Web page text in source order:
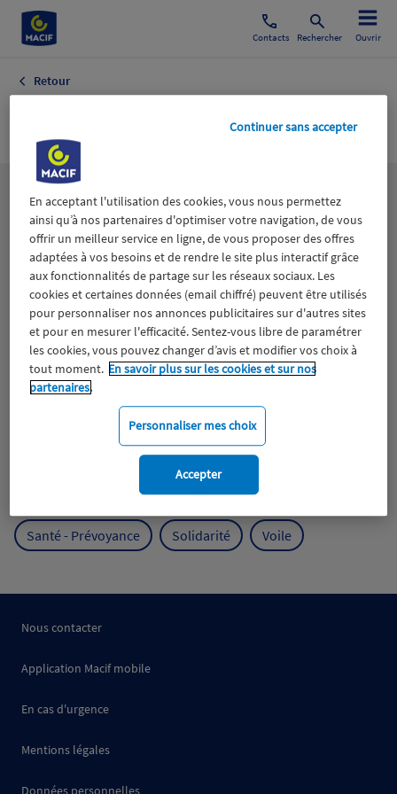
Contacts Rechercher Ouvrir
Retour
Lesthématiques
Aidants Catastrophes naturelles Climat
ESS
Expérience clients Fondation Macif Jeunesse
Mobilité
Protection de l'environnement
Protection des océans Prévention
Santé - Prévoyance Solidarité Voile
Nous contacter
Application Macif mobile
En cas d'urgence
Mentions légales
Données personnelles
En acceptant l'utilisation des cookies, vous nous permettez
ainsi qu’à nos partenaires d'optimiser votre navigation, de vous
offrir un meilleur service en ligne, de vous proposer des offres
adaptées à vos besoins et de rendre le site plus interactif grâce
aux fonctionnalités de partage sur les réseaux sociaux. Les
cookies et certaines données (email chiffré) peuvent être utilisés
pour personnaliser nos annonces publicitaires sur d'autres sites
et pour en mesurer l'efficacité. Sentez-vous libre de paramétrer
les cookies, vous pouvez changer d’avis et modifier vos choix à
tout moment. En savoir plus sur les cookies et sur nos
partenaires.
Personnaliser mes choix
Continuer sans accepter
Accepter